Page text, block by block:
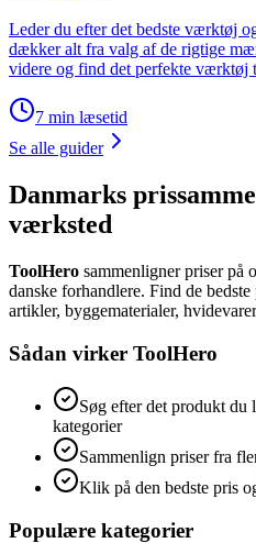
Leder du efter det bedste værktøj
dækker alt fra valg af de rigtige
videre og find det perfekte værktøj
7 min læsetid
Se alle guider
Danmarks
værksted
ToolHero sammenligner priser på
danske forhandlere. Find de
artikler, byggematerialer,
Sådan virker ToolHero
Søg efter det produkt du
kategorier
Sammenlign priser fra
Klik på den bedste pris
Populære kategorier